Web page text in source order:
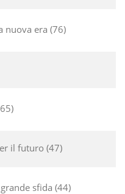
nuova era 76
65
il futuro 47
sfida 44